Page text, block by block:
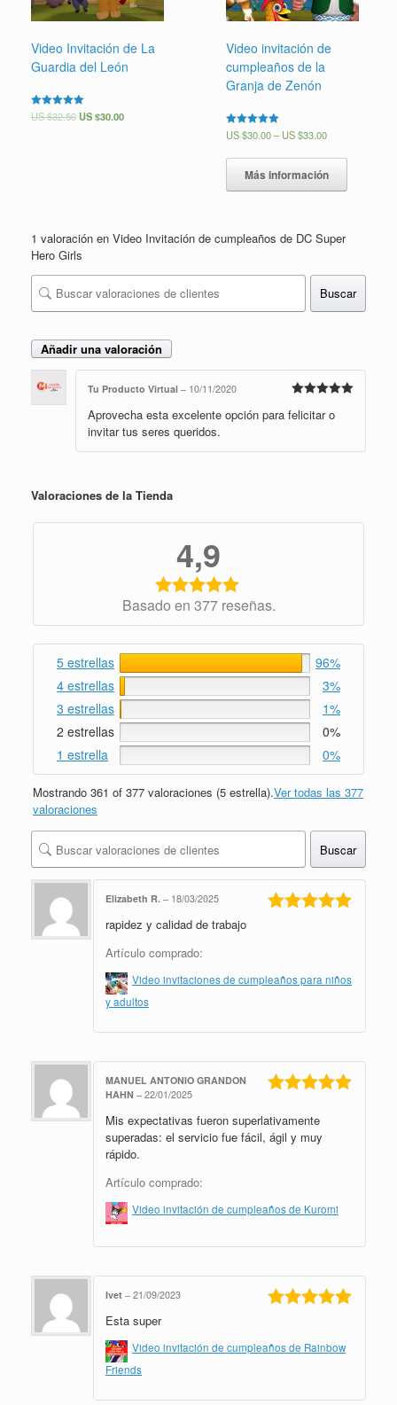
Video Invitación de La
Guardia del León
Valorado en
US $32.50US $30.00
Video invitación de
cumpleaños de la
Granja de Zenón
Valorado en
5.00
US $30.00– US $33.00
Más información
1 valoración en Video Invitación de cumpleaños de DC Super
Hero Girls
Buscar
Añadir una valoración
5de 5
Tu Producto Virtual – 10/11/2020
Aprovecha esta excelente opción para felicitar o
invitar tus seres queridos.
Valoraciones de la Tienda
4,9
Basado en 377 reseñas.
5 estrellas
96%
4 estrellas
3%
3 estrellas
1%
2 estrellas
0%
1 estrella
0%
Mostrando 361 of 377 valoraciones (5 estrella).Ver todas las 377
valoraciones
Buscar
Elizabeth R. – 18/03/2025
rapidez y calidad de trabajo
Artículo comprado:
Video invitaciones de cumpleaños para niños
y adultos
5de 5
MANUEL ANTONIO GRANDON
HAHN – 22/01/2025
Mis expectativas fueron superlativamente
superadas: el servicio fue fácil, ágil y muy
rápido.
Artículo comprado:
Video invitación de cumpleaños de Kuromi
Ivet – 21/09/2023
Esta super
Video invitación de cumpleaños de Rainbow
Friends